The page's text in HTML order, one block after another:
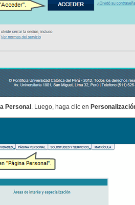
Personal . Luego, haga clic en